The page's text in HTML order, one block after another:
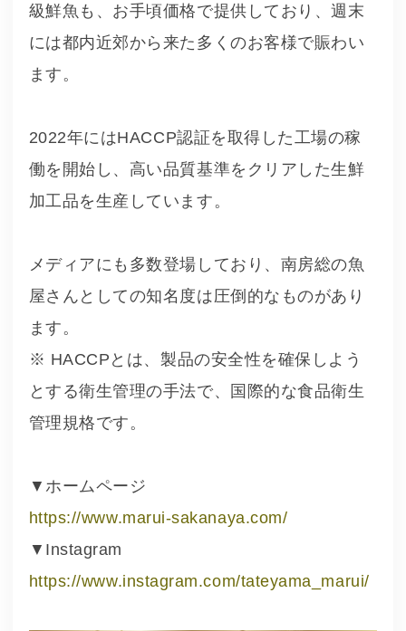
級鮮魚も、お手頃価格で提供しており、週末
には都内近郊から来た多くのお客様で賑わい
ます。
2022年にはHACCP認証を取得した工場の稼
働を開始し、高い品質基準をクリアした生鮮
加工品を生産しています。
メディアにも多数登場しており、南房総の魚
屋さんとしての知名度は圧倒的なものがあり
ます。
※ HACCPとは、製品の安全性を確保しよう
とする衛生管理の手法で、国際的な食品衛生
管理規格です。
▼ホームページ
https://www.marui-sakanaya.com/
▼Instagram
https://www.instagram.com/tateyama_marui/